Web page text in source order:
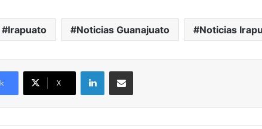
Irapuato Noticias Guanajuato Noticias
X